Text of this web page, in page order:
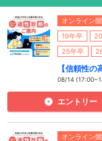
オンライン
19年卒
25年卒
【信頼性
08/14
エントリー
オンライン